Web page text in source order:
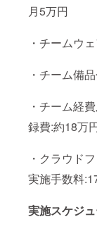
月5万円
・チームウ
・チーム備
・チーム経
録費:約18万
・クラウド
実施手数料
実施スケジ